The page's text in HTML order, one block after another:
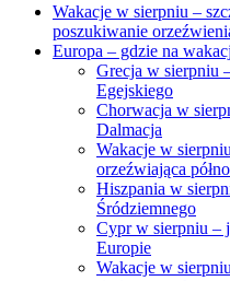
Wakacje w sierpniu –
poszukiwanie
Europa – gdzie na
Grecja w sierpniu
Egejskiego
Chorwacja w
Dalmacja
Wakacje w
orzeźwiająca
Hiszpania w
Śródziemnego
Cypr w sierpniu –
Europie
Wakacje w